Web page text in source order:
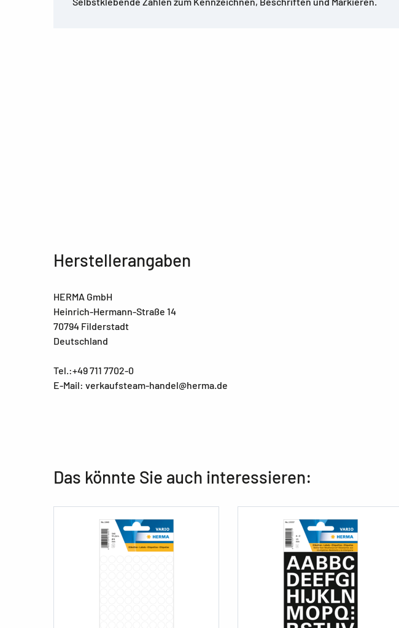
Herstellerangaben
HERMA GmbH
Heinrich-Hermann-Straße 14
70794 Filderstadt
Deutschland
Tel.:+49 711 7702-0
E-Mail: verkaufsteam-handel@herma.de
Das könnte Sie auch interessieren: